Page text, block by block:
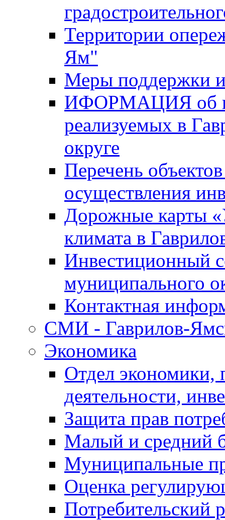
Территории
Ям"
Меры поддержки
ИФОРМАЦИЯ об
реализуемых в
округе
Перечень
осуществления
Дорожные карты
климата в
Инвестиционный
муниципального
Контактная
СМИ - Гаврилов-
Экономика
Отдел экономики,
деятельности,
Защита прав
Малый и средний
Муниципальные
Оценка
Потребительский